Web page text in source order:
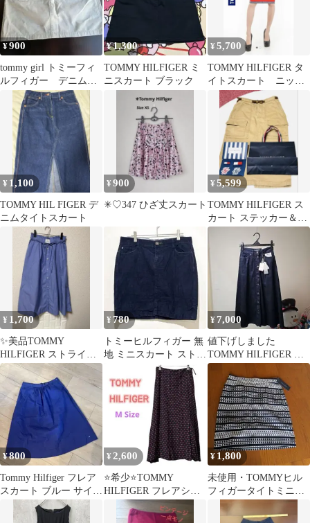
¥900
tommy girl トミーフィ
ルフィガー デニムス
カート M
¥1,300
TOMMY HILFIGER ミ
ニスカート ブラック
¥5,700
TOMMY HILFIGER タ
イトスカート ニッ
ト L〜 LL相当
¥ 1,100
TOMMY HIL FIGER デ
ニムタイトスカート
¥900
✳♡347 ひざ丈スカート
¥5,599
TOMMY HILFIGER ス
カート ステッカー＆紙
袋付き
¥ 1,700
✨美品TOMMY
HILFIGER ストライプ
フレアスカート✨
¥ 780
トミーヒルフィガー 無
地 ミニスカート ストレ
ート 10 紺 綿 お出かけ
¥ 7,000
値下げしました
TOMMY HILFIGER ダ
ークデニム フレアスカ
ート
¥800
Tommy Hilfiger フレア
スカート ブルー サイズ
¥ 2,600
⭐️希少⭐️TOMMY
HILFIGER フレアシル
エットロングスカー
ト M
¥ 1,800
未使用・TOMMYヒル
フィガータイトミニス
カート